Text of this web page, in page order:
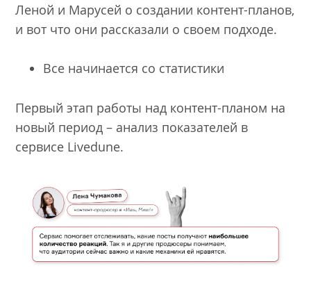
Леной и Марусей о создании контент-планов,
и вот что они рассказали о своем подходе.
Все начинается со статистики
Первый этап работы над контент-планом на
новый период – анализ показателей в
сервисе Livedune.